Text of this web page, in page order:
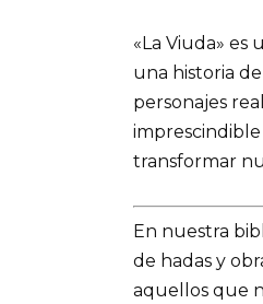
«La Viuda»
una historia
personajes
transformar
En nuestra
de hadas y
aquellos que